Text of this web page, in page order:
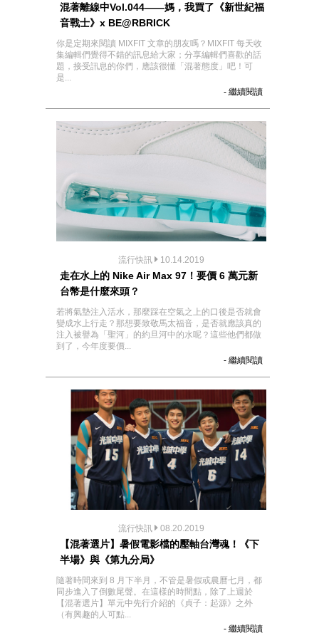
混著離線中Vol.044——媽，我買了《新世紀福
音戰士》x BE@RBRICK
你是定期來閱讀 MIXFIT 文章的朋友嗎？MIXFIT 每天收
集編輯們覺得不錯的訊息給大家；分享編輯們喜歡的話
題，接受訊息的你們，應該很懂「混著態度」吧！可
是...
- 繼續閱讀
流行快訊 10.14.2019
走在水上的 Nike Air Max 97！要價 6 萬元新
台幣是什麼來頭？
若將氣墊注入活水，那麼踩在空氣之上的口後是否就會
變成水上行走？那想要致敬馬太福音，是否就應該真的
注入被譽為「聖河」的約旦河中的水呢？這些他們都做
到了，今年度要價...
- 繼續閱讀
流行快訊 08.20.2019
【混著選片】暑假電影檔的壓軸台灣魂！《下
半場》與《第九分局》
隨著時間來到 8 月下半月，不管是暑假或農曆七月，都
同步進入了倒數尾聲。在這樣的時間點，除了上週於
【混著選片】單元中先行介紹的《貞子：起源》之外
（有興趣的人可點...
- 繼續閱讀